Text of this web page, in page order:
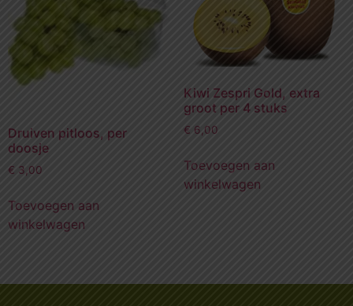
Druiven pitloos, per
doosje
€ 3,00
Toevoegen aan
winkelwagen
Kiwi Zespri Gold, extra
groot per 4 stuks
€ 6,00
Toevoegen aan
winkelwagen